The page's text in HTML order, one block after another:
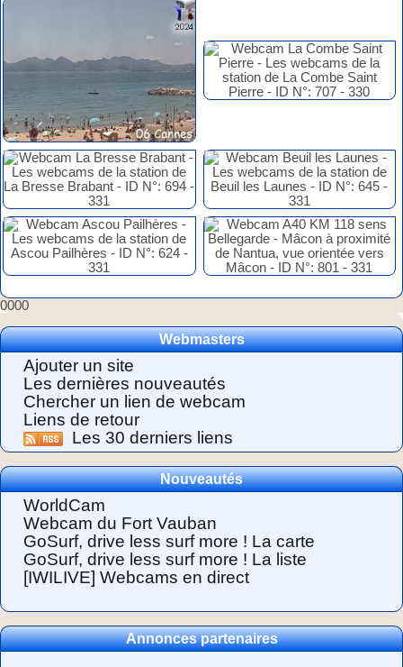
0000
Webmasters
Ajouter un site
Les dernières nouveautés
Chercher un lien de webcam
Liens de retour
Les 30 derniers liens
Nouveautés
WorldCam
Webcam du Fort Vauban
GoSurf, drive less surf more ! La carte
GoSurf, drive less surf more ! La liste
[IWILIVE] Webcams en direct
Annonces partenaires